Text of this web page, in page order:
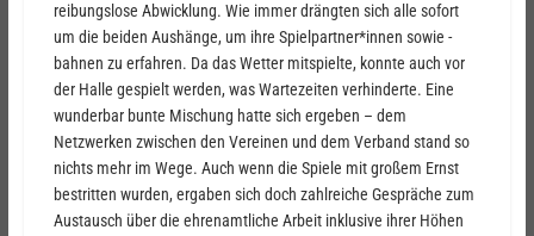
reibungslose Abwicklung. Wie immer drängten sich alle sofort
um die beiden Aushänge, um ihre Spielpartner*innen sowie -
bahnen zu erfahren. Da das Wetter mitspielte, konnte auch vor
der Halle gespielt werden, was Wartezeiten verhinderte. Eine
wunderbar bunte Mischung hatte sich ergeben – dem
Netzwerken zwischen den Vereinen und dem Verband stand so
nichts mehr im Wege. Auch wenn die Spiele mit großem Ernst
bestritten wurden, ergaben sich doch zahlreiche Gespräche zum
Austausch über die ehrenamtliche Arbeit inklusive ihrer Höhen